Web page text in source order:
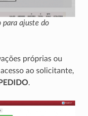
para ajuste do
próprias ou
ao solicitante,
.